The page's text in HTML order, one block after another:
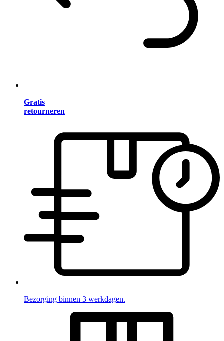
Gratis
retourneren
Bezorging binnen 3 werkdagen.